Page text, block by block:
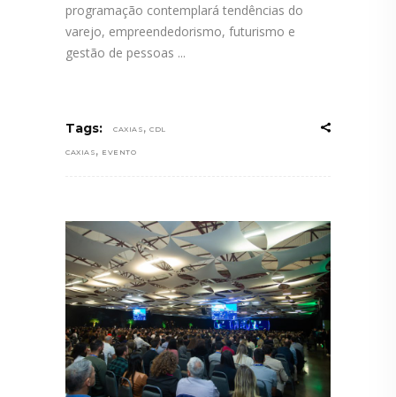
programação contemplará tendências do
varejo, empreendedorismo, futurismo e
gestão de pessoas
Tags: CAXIAS , CDL
CAXIAS , EVENTO